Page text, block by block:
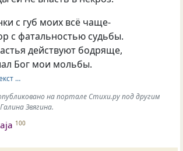
с губ моих всё чаще-
с фатальностью судьбы.
действуют бодряще,
Бог мои мольбы.
…
на портале Стихи.ру под другим
Звягина.
100